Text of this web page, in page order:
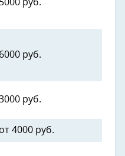
5000 руб.
6000 руб.
руб.
от 4000 руб.